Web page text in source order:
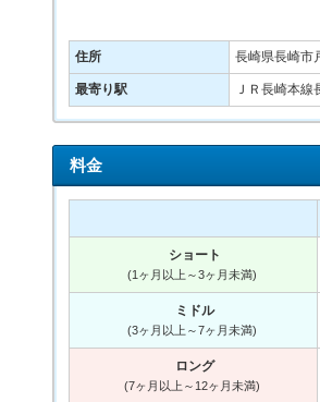
住所 長崎県長崎市
最寄り駅 ＪＲ長崎本
料金
ショート
(1ヶ月以上～3ヶ月未満)
ミドル
(3ヶ月以上～7ヶ月未満)
ロング
(7ヶ月以上～12ヶ月未満)